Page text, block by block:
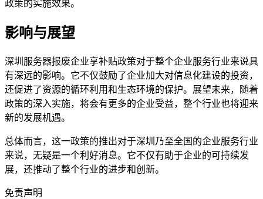
政策的实施效果。
影响与展望
深圳服务器报废企业享补贴政策对于整个企业服务行业来说具
有深远的影响。它不仅鼓励了企业加大对信息化建设的投资，
还促进了资源的循环利用和生态环境的保护。展望未来，随着
政策的深入实施，将会有更多的企业受益，整个行业也将迎来
新的发展机遇。
总体而言，这一政策的推出对于深圳乃至全国的企业服务行业
来说，无疑是一个利好消息。它不仅有助于企业的可持续发
展，还推动了整个行业的进步和创新。
免责声明